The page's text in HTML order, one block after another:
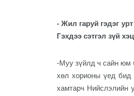
- Жил гаруй гэдэг
Гэхдээ сэтгэл зүй
-Муу зүйлд ч сайн юм
хөл хорионы үед бид
хамтарч Нийслэлийн